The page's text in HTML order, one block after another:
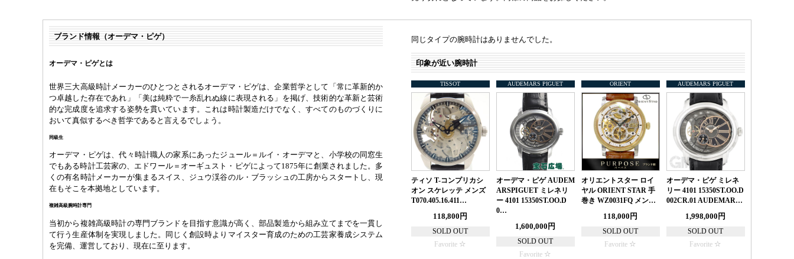
ブランド情報（オーデマ・ピゲ）
オーデマ・ピゲとは
世界三大高級時計メーカーのひとつとされるオーデマ・ピゲは、企業哲学として「常に革新的か
つ卓越した存在であれ」「美は純粋で一糸乱れぬ線に表現される」を掲げ、技術的な革新と芸術
的な完成度を追求する姿勢を貫いています。これは時計製造だけでなく、すべてのものづくりに
おいて真似するべき哲学であると言えるでしょう。
同級生
オーデマ・ピゲは、代々時計職人の家系にあったジュール＝ルイ・オーデマと、小学校の同窓生
でもある時計工芸家の、エドワール＝オーギュスト・ピゲによって1875年に創業されました。多
くの有名時計メーカーが集まるスイス、ジュウ渓谷のル・ブラッシュの工房からスタートし、現
在もそこを本拠地としています。
複雑高級腕時計専門
当初から複雑高級時計の専門ブランドを目指す意識が高く、部品製造から組み立てまでを一貫し
て行う生産体制を実現しました。同じく創設時よりマイスター育成のための工芸家養成システム
を完備、運営しており、現在に至ります。
同じタイプの腕時計はありませんでした。
印象が近い腕時計
TISSOT
ティソ T-コンプリカシ
オン スケレッテ メンズ
T070.405.16.411…
118,800円
SOLD OUT
Favorite
AUDEMARS PIGUET
オーデマ・ピゲ AUDEM
ARSPIGUET ミレネリ
ー 4101 15350ST.OO.D
0…
1,600,000円
SOLD OUT
Favorite
ORIENT
オリエントスター ロイ
ヤル ORIENT STAR 手
巻き WZ0031FQ メン…
118,000円
SOLD OUT
Favorite
AUDEMARS PIGUET
オーデマ・ピゲ ミレネ
リー 4101 15350ST.OO.D
002CR.01 AUDEMAR…
1,998,000円
SOLD OUT
Favorite